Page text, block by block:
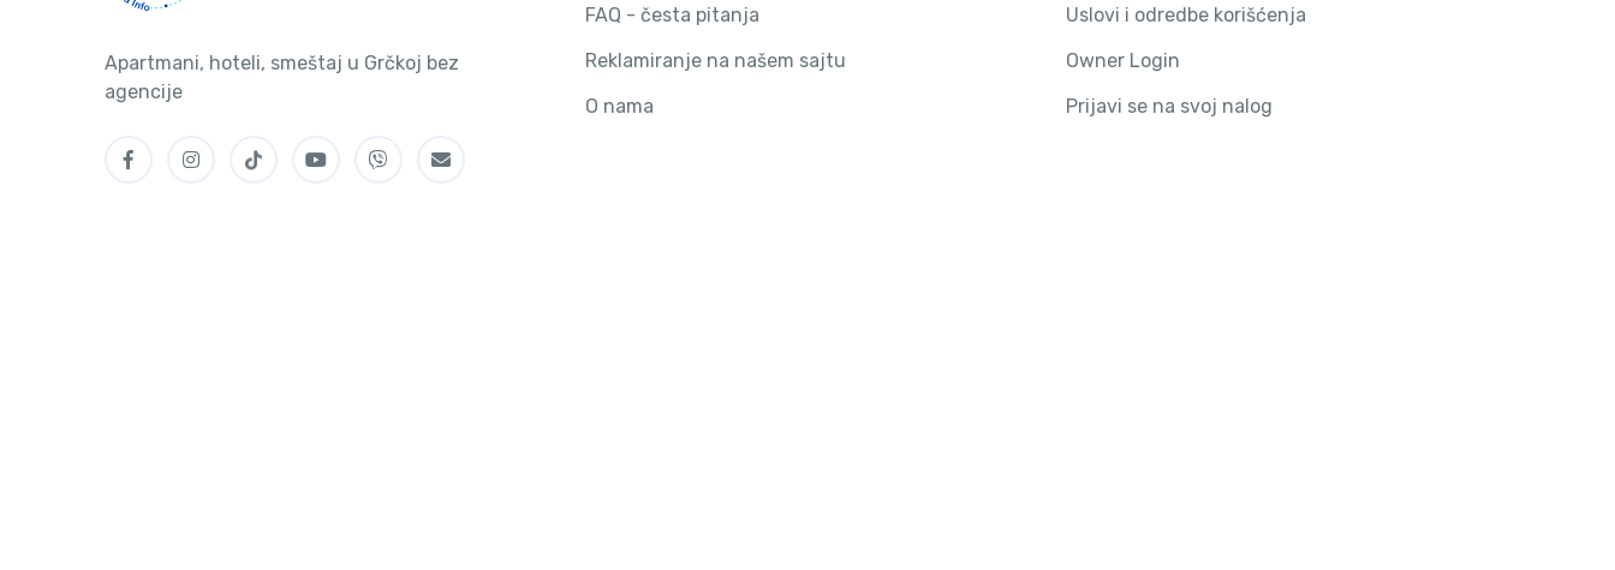
Apartmani, hoteli, smeštaj u Grčkoj bez
agencije
FAQ - česta pitanja
Reklamiranje na našem sajtu
O nama
Uslovi i odredbe korišćenja
Owner Login
Prijavi se na svoj nalog